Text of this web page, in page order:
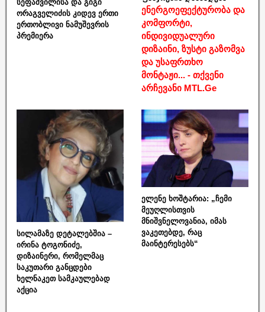
სეფაშვილისა და გიგი
ორაგველიძის კიდევ ერთი
ერთობლივი ნამუშევრის
პრემიერა
ენერგოეფექტურობა და
კომფორტი,
ინდივიდუალური
დიზაინი, ზუსტი გაზომვა
და უსაფრთხო
მონტაჟი... - თქვენი
არჩევანი MTL.Ge
სილამაზე დეტალებშია –
ირინა ტოგონიძე,
დიზაინერი, რომელმაც
საკუთარი განცდები
ხელნაკეთ სამკაულებად
აქცია
ელენე ხოშტარია: „ჩემი
მეუღლისთვის
მნიშვნელოვანია, იმას
ვაკეთებდე, რაც
მაინტერესებს“